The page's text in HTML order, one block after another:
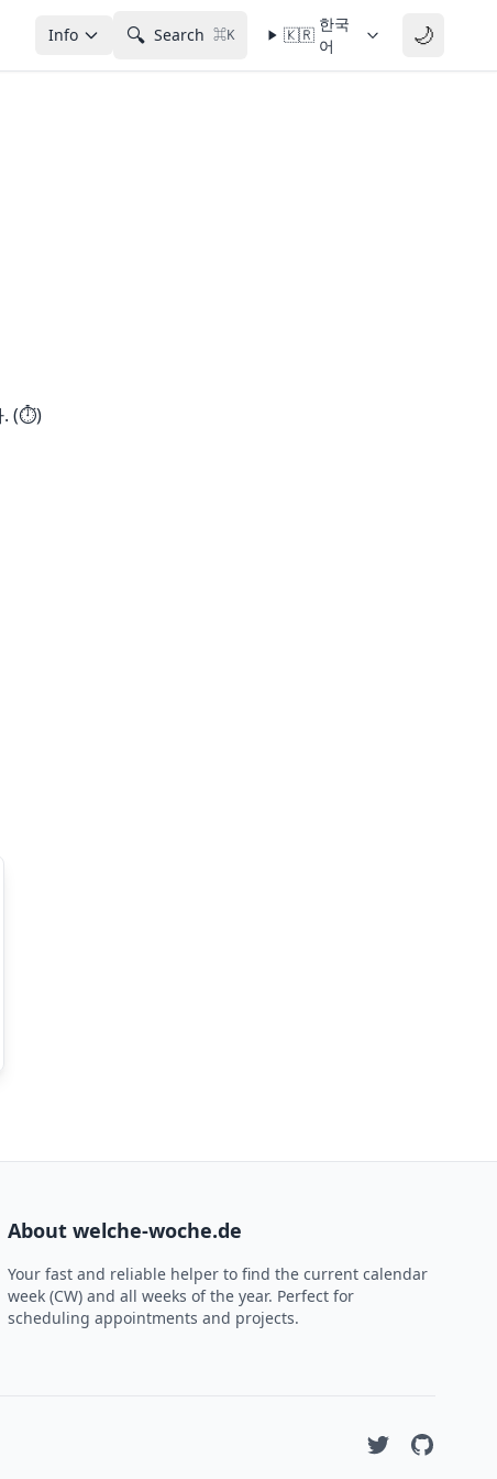
Info 🔍 Search ⌘K 🇰🇷
한국
어
🌙
. (⏱️)
About welche-woche.de
Your fast and reliable helper to find the current calendar
week (CW) and all weeks of the year. Perfect for
scheduling appointments and projects.